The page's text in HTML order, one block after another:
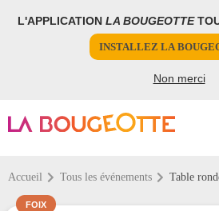
L'APPLICATION LA BOUGEOTTE
INSTALLEZ LA
Non merci
Accueil Tous les événements Table
FOIX
PARTAGER
Votre inscription à la